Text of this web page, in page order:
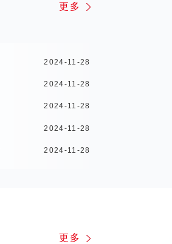
更多
2024-11-28
2024-11-28
2024-11-28
2024-11-28
2024-11-28
更多